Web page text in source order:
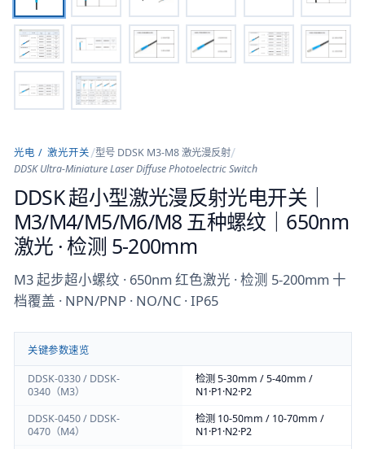
光电 / 激光开关/型号 DDSK M3-M8 激光漫反射/
DDSK Ultra-Miniature Laser Diffuse Photoelectric Switch
DDSK 超小型激光漫反射光电开关｜
M3/M4/M5/M6/M8 五种螺纹｜650nm
激光 · 检测 5-200mm
M3 起步超小螺纹 · 650nm 红色激光 · 检测 5-200mm 十
档覆盖 · NPN/PNP · NO/NC · IP65
关键参数速览
DDSK-0330 / DDSK-
0340（M3）
检测 5-30mm / 5-40mm /
N1·P1·N2·P2
DDSK-0450 / DDSK-
0470（M4）
检测 10-50mm / 10-70mm /
N1·P1·N2·P2